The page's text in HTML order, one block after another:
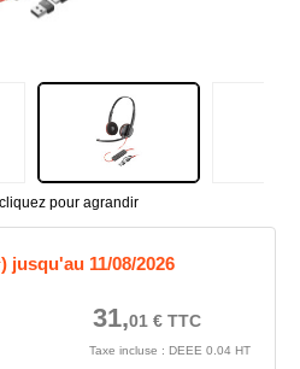
pour agrandir
jusqu'au 11/08/2026
31,01 €TTC
Taxe incluse : DEEE 0.04 HT